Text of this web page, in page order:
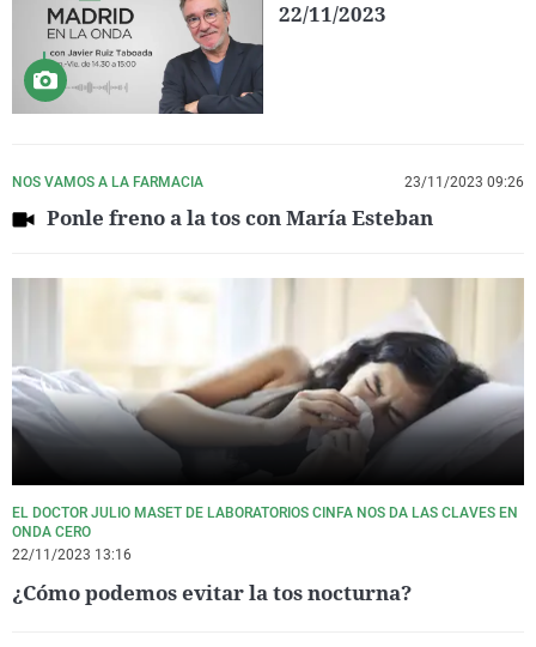
22/11/2023
NOS VAMOS A LA FARMACIA 23/11/2023 09:26
Ponle freno a la tos con María Esteban
EL DOCTOR JULIO MASET DE LABORATORIOS CINFA NOS DA LAS CLAVES EN
ONDA CERO
22/11/2023 13:16
¿Cómo podemos evitar la tos nocturna?